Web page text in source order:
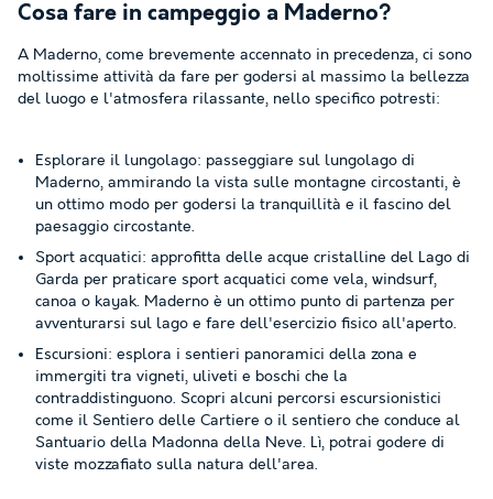
Cosa fare in campeggio a Maderno?
A Maderno, come brevemente accennato in precedenza, ci sono
moltissime attività da fare per godersi al massimo la bellezza
del luogo e l'atmosfera rilassante, nello specifico potresti:
Esplorare il lungolago: passeggiare sul lungolago di
Maderno, ammirando la vista sulle montagne circostanti, è
un ottimo modo per godersi la tranquillità e il fascino del
paesaggio circostante.
Sport acquatici: approfitta delle acque cristalline del Lago di
Garda per praticare sport acquatici come vela, windsurf,
canoa o kayak. Maderno è un ottimo punto di partenza per
avventurarsi sul lago e fare dell'esercizio fisico all'aperto.
Escursioni: esplora i sentieri panoramici della zona e
immergiti tra vigneti, uliveti e boschi che la
contraddistinguono. Scopri alcuni percorsi escursionistici
come il Sentiero delle Cartiere o il sentiero che conduce al
Santuario della Madonna della Neve. Lì, potrai godere di
viste mozzafiato sulla natura dell'area.